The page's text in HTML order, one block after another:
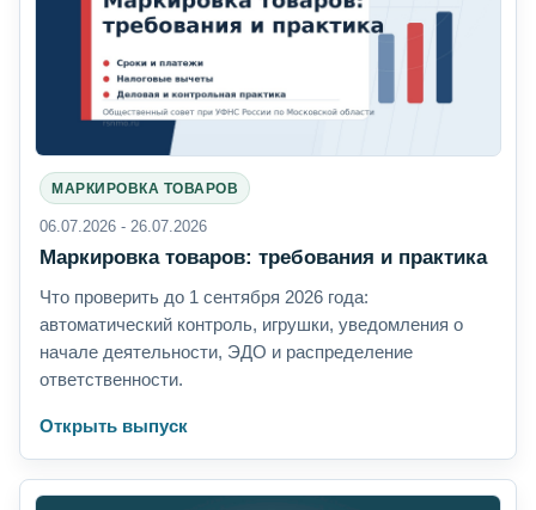
МАРКИРОВКА ТОВАРОВ
06.07.2026 - 26.07.2026
Маркировка товаров: требования и практика
Что проверить до 1 сентября 2026 года:
автоматический контроль, игрушки, уведомления о
начале деятельности, ЭДО и распределение
ответственности.
Открыть выпуск